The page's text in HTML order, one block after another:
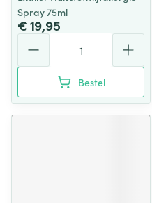
Spray 75ml
€ 19,95
Bestel